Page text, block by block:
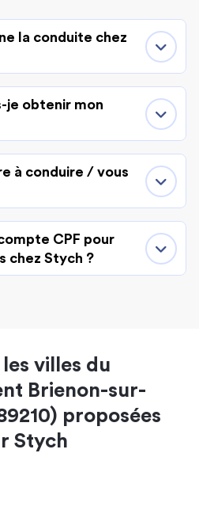
la conduite chez
je obtenir mon
à conduire / vous
CPF pour
chez Stych ?
villes du
Brienon-sur-
proposées
Stych